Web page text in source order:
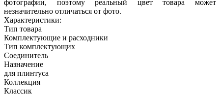
фотографии, поэтому реальный цвет товара может
незначительно отличаться от фото.
Характеристики:
Тип товара
Комплектующие и расходники
Тип комплектующих
Соединитель
Назначение
для плинтуса
Коллекция
Классик